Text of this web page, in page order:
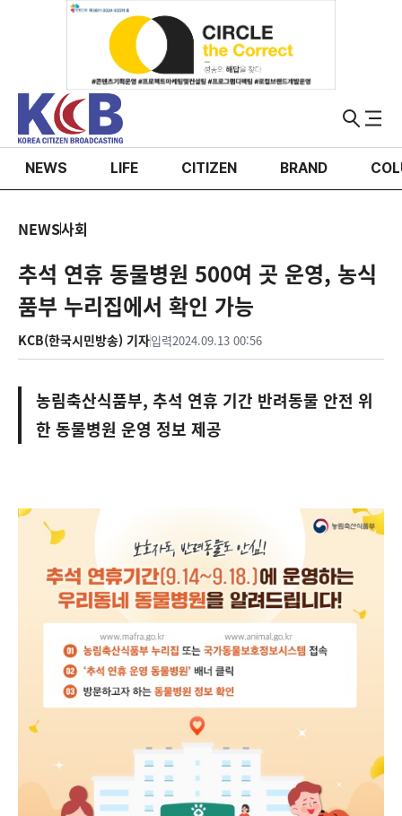
NEWS LIFE CITIZEN BRAND
NEWS사회
추석 연휴 동물병원 500여 곳 운영, 농식
품부 누리집에서 확인 가능
KCB(한국시민방송) 기자입력2024.09.13 00:56
농림축산식품부, 추석 연휴 기간 반려동물 안전 위
한 동물병원 운영 정보 제공